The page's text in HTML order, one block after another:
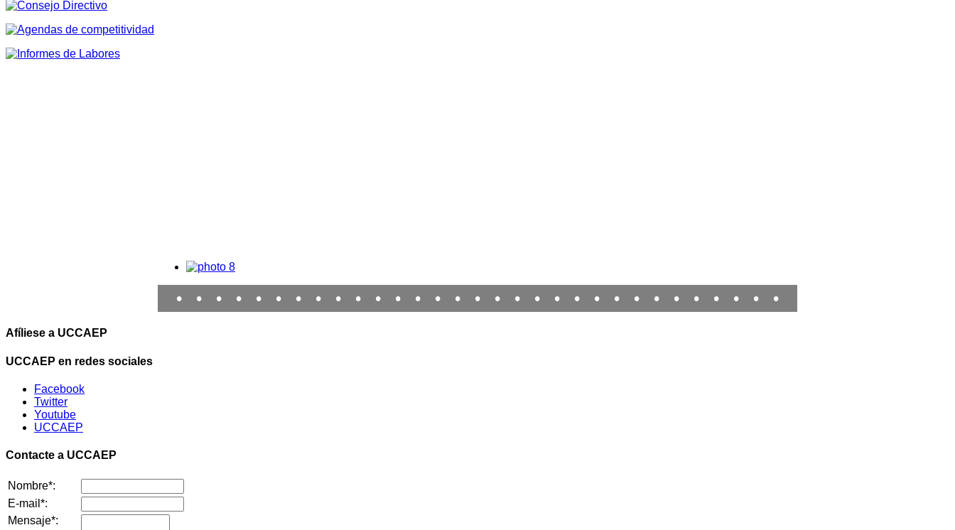
• • • • • • • • • • • • • • • • • • • • • • • • • • • • • • •
Afíliese a UCCAEP
UCCAEP en redes sociales
Facebook
Twitter
Youtube
UCCAEP
Contacte a UCCAEP
Nombre*:
E-mail*:
Mensaje*: